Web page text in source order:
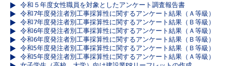
令和５年度女性職員を対象としたアンケート調査報告書
令和7年度発注者別工事採算性に関するアンケート結果（Ａ等級）
令和7年度発注者別工事採算性に関するアンケート結果（Ｂ等級）
令和6年度発注者別工事採算性に関するアンケート結果（Ａ等級）
令和6年度発注者別工事採算性に関するアンケート結果（Ｂ等級）
令和5年度発注者別工事採算性に関するアンケート結果（Ｂ等級）
令和5年度発注者別工事採算性に関するアンケート結果（Ａ等級）